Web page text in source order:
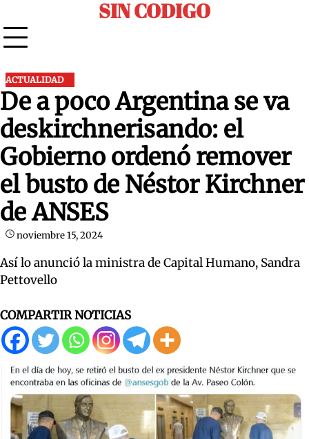
to
content
SIN CODIGO
ACTUALIDAD
De a poco Argentina se va
deskirchnerisando: el
Gobierno ordenó remover
el busto de Néstor Kirchner
de ANSES
noviembre 15, 2024
Así lo anunció la ministra de Capital Humano, Sandra
Pettovello
COMPARTIR NOTICIAS